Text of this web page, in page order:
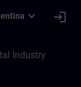
expand_more login
Industry